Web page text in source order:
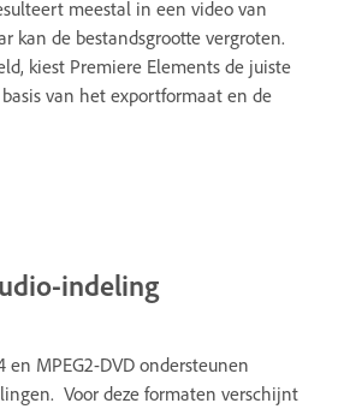
meestal in een video van
kan de bestandsgrootte vergroten.
kiest Premiere Elements de juiste
van het exportformaat en de
indeling
en MPEG2-DVD ondersteunen
Voor deze formaten verschijnt